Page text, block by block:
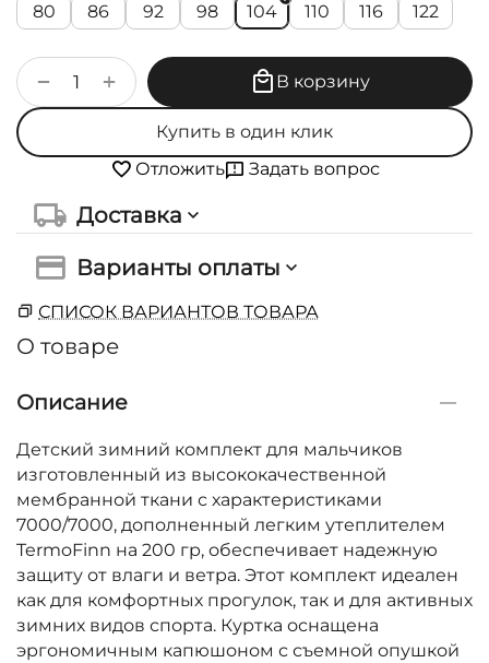
80 86 92 98 104 110 116 122
+
− В корзину
Купить в один клик
Отложить
Задать вопрос
Доставка
Варианты оплаты
СПИСОК ВАРИАНТОВ ТОВАРА
О товаре
Описание
Детский зимний комплект для мальчиков
изготовленный из высококачественной
мембранной ткани с характеристиками
7000/7000, дополненный легким утеплителем
TermoFinn на 200 гр, обеспечивает надежную
защиту от влаги и ветра. Этот комплект идеален
как для комфортных прогулок, так и для активных
зимних видов спорта. Куртка оснащена
эргономичным капюшоном с съемной опушкой